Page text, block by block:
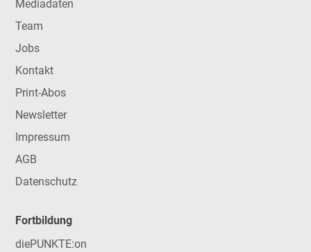
Mediadaten
Team
Jobs
Kontakt
Print-Abos
Newsletter
Impressum
AGB
Datenschutz
Fortbildung
diePUNKTE:on